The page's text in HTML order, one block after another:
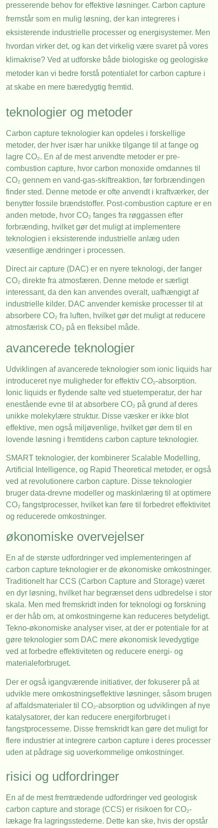
presserende behov for effektive løsninger. Carbon capture
fremstår som en mulig løsning, der kan integreres i
eksisterende industrielle processer og energisystemer. Men
hvordan virker det, og kan det virkelig være svaret på vores
klimakrise? Ved at udforske både biologiske og geologiske
metoder kan vi bedre forstå potentialet for carbon capture i
at skabe en mere bæredygtig fremtid.
teknologier og metoder
Carbon capture teknologier kan opdeles i forskellige
metoder, der hver især har unikke tilgange til at fange og
lagre CO₂. En af de mest anvendte metoder er pre-
combustion capture, hvor carbon monoxide omdannes til
CO₂ gennem en vand-gas-skiftreaktion, før forbrændingen
finder sted. Denne metode er ofte anvendt i kraftværker, der
benytter fossile brændstoffer. Post-combustion capture er en
anden metode, hvor CO₂ fanges fra røggassen efter
forbrænding, hvilket gør det muligt at implementere
teknologien i eksisterende industrielle anlæg uden
væsentlige ændringer i processen.
Direct air capture (DAC) er en nyere teknologi, der fanger
CO₂ direkte fra atmosfæren. Denne metode er særligt
interessant, da den kan anvendes overalt, uafhængigt af
industrielle kilder. DAC anvender kemiske processer til at
absorbere CO₂ fra luften, hvilket gør det muligt at reducere
atmosfærisk CO₂ på en fleksibel måde.
avancerede teknologier
Udviklingen af avancerede teknologier som ionic liquids har
introduceret nye muligheder for effektiv CO₂-absorption.
Ionic liquids er flydende salte ved stuetemperatur, der har
enestående evne til at absorbere CO₂ på grund af deres
unikke molekylære struktur. Disse væsker er ikke blot
effektive, men også miljøvenlige, hvilket gør dem til en
lovende løsning i fremtidens carbon capture teknologier.
SMART teknologier, der kombinerer Scalable Modelling,
Artificial Intelligence, og Rapid Theoretical metoder, er også
ved at revolutionere carbon capture. Disse teknologier
bruger data-drevne modeller og maskinlæring til at optimere
CO₂ fangstprocesser, hvilket kan føre til forbedret effektivitet
og reducerede omkostninger.
økonomiske overvejelser
En af de største udfordringer ved implementeringen af
carbon capture teknologier er de økonomiske omkostninger.
Traditionelt har CCS (Carbon Capture and Storage) været
en dyr løsning, hvilket har begrænset dens udbredelse i stor
skala. Men med fremskridt inden for teknologi og forskning
er der håb om, at omkostningerne kan reduceres betydeligt.
Tekno-økonomiske analyser viser, at der er potentiale for at
gøre teknologier som DAC mere økonomisk levedygtige
ved at forbedre effektiviteten og reducere energi- og
materialeforbruget.
Der er også igangværende initiativer, der fokuserer på at
udvikle mere omkostningseffektive løsninger, såsom brugen
af affaldsmaterialer til CO₂-absorption og udviklingen af nye
katalysatorer, der kan reducere energiforbruget i
fangstprocesserne. Disse fremskridt kan gøre det muligt for
flere industrier at integrere carbon capture i deres processer
uden at pådrage sig uoverkommelige omkostninger.
risici og udfordringer
En af de mest fremtrædende udfordringer ved geologisk
carbon capture and storage (CCS) er risikoen for CO₂-
lækage fra lagringsstederne. Dette kan ske, hvis der opstår